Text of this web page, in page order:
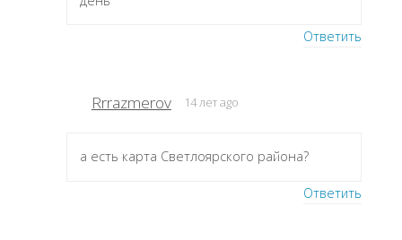
Ответить
Rrrazmerov 14 лет ago
а есть карта Светлоярского района?
Ответить